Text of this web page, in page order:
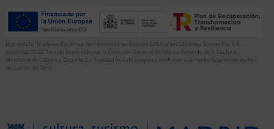
El proyecto “Implementación de herramientas de Gestión Editorial en Ediciones Encuentro, S.A.
anualidad 2022” ha sido financiado por la Dirección General del Libro y Fomento de la Lectura,
Ministerio de Cultura y Deporte. La finalidad de este apoyo es contribuir a la modernización de pymes
del sector del libro.